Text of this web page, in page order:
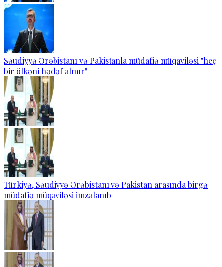
Səudiyyə Ərəbistanı və Pakistanla müdafiə müqaviləsi "heç
bir ölkəni hədəf almır"
Türkiyə, Səudiyyə Ərəbistanı və Pakistan arasında birgə
müdafiə müqaviləsi imzalanıb